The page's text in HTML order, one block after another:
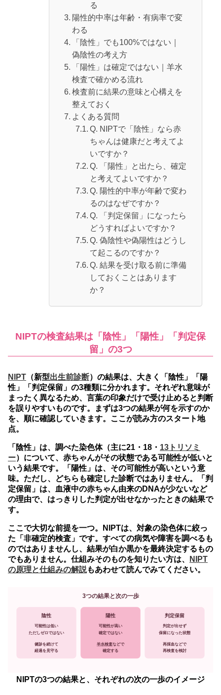
る
陽性的中率は年齢・有病率で変
わる
「陰性」でも100%ではない｜
偽陰性の考え方
「陽性」は確定ではない｜羊水
検査で確かめる流れ
検査前に結果の意味と心構えを
整えておく
よくある質問
Q. NIPTで「陰性」なら赤
ちゃんは健康だと考えてよ
いですか？
Q. 「陽性」と出たら、確定
と考えてよいですか？
Q. 陽性的中率が年齢で変わ
るのはなぜですか？
Q. 「判定保留」になったら
どうすればよいですか？
Q. 偽陰性や偽陽性はどうし
て起こるのですか？
Q. 結果を受け取る前に準備
しておくことはあります
か？
NIPTの検査結果は「陰性」「陽性」「判定保
留」の3つ
NIPT （新型出生前診断）の結果は、大きく「陰性」「陽
性」「判定保留」の3種類に分かれます。 それぞれ意味が
まったく異なるため、言葉の印象だけで受け止めると判断
を誤りやすいものです。まずは3つの結果が何を示すのか
を、順に確認していきます。ここが読み方のスタート地
点。
「陰性」は、調べた染色体（主に21・18・ 13トリソミ
ー）について、赤ちゃんがその状態である可能性が低いと
いう結果です。「陽性」は、その可能性が高いという意
味。ただし、どちらも確定した診断ではありません。「判
定保留」は、血液中の赤ちゃん由来のDNAが少ないなど
の理由で、はっきりした判定が出せなかったときの結果で
す。
ここで大切な前提を一つ。NIPTは、対象の染色体に絞っ
た「非確定的検査」です。すべての病気や障害を調べるも
のではありませんし、結果が白か黒かを最終決定するもの
でもありません。仕組みそのものを知りたい方は、
NIPT
の原理と仕組みの解説もあわせて読んでみてください。
3つの結果と次の一歩
陰性
可能性は低い
ただしゼロではない
健診を続けて
経過を見守る
陽性
可能性が高い
確定ではない
羊水検査などで
確定する
判定保留
判定が出せず
保留になった状態
再採血などで
再検査を検討
NIPTの3つの結果と、それぞれの次の一歩のイメージ